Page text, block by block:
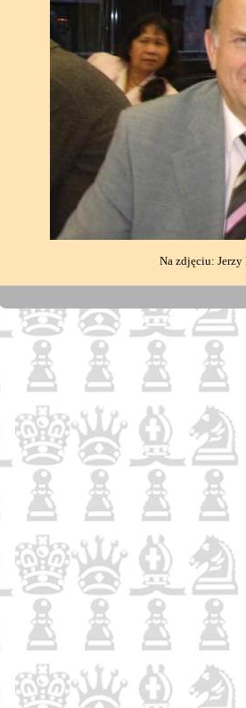
Na zdjęciu: